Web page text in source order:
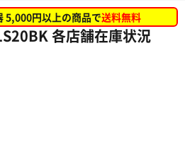
5,000円以上の商品で送料無料
各店舗在庫状況